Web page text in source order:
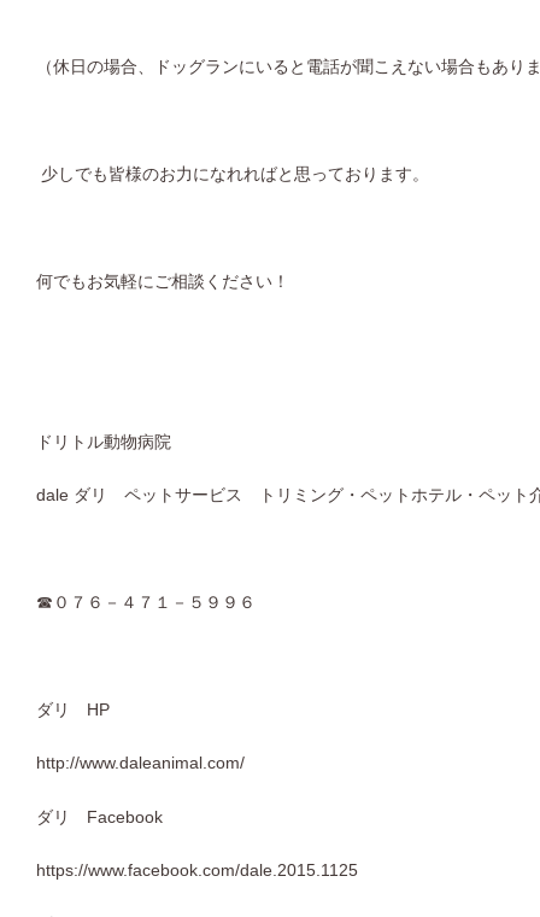
（休日の場合、ドッグランにいると電話が聞こえない場合もあり
少しでも皆様のお力になれればと思っております。
何でもお気軽にご相談ください！
ドリトル動物病院
dale ダリ ペットサービス トリミング・ペットホテル・ペット
☎０７６－４７１－５９９６
ダリ HP
http://www.daleanimal.com/
ダリ Facebook
https://www.facebook.com/dale.2015.1125